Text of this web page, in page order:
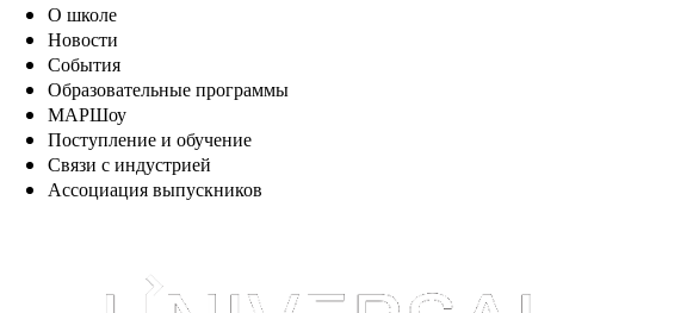
О школе
Новости
События
Образовательные программы
МАРШоу
Поступление и обучение
Связи с индустрией
Ассоциация выпускников